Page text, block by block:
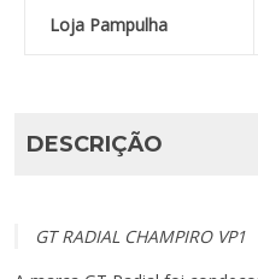
Loja Pampulha
DESCRIÇÃO
GT RADIAL CHAMPIRO VP1